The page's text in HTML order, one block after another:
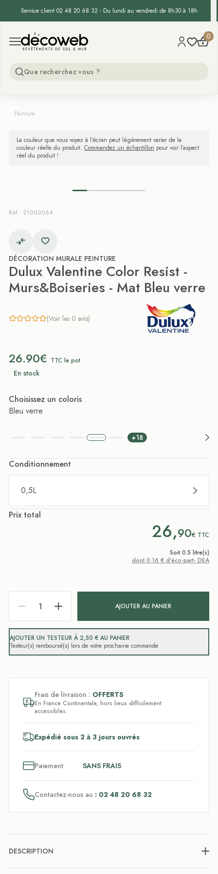
Service client 02 48 20 68 32 - Du lundi au vendredi de 8h30 à 18h
Open menu
Decoweb 0
...Peinture
La couleur que vous voyez à l’écran peut légèrement varier de la
couleur réelle du produit. Commandez un échantillon pour voir l’aspect
réel du produit !
Réf : 21000064
DÉCORATION MURALE PEINTURE
Dulux Valentine Color Resist -
Murs&Boiseries - Mat Bleu verre
(Voir les 0 avis)
26.90€ TTC le pot
En stock
Choisissez un coloris
Bleu verre
+18
Conditionnement
0,5L
Prix total
26,90€ TTC
Soit 0.5 litre(s)
dont 0.16 € d'éco-part- DEA
AJOUTER AU PANIER
AJOUTER UN TESTEUR À 2,50 € AU PANIER
Testeur(s) remboursé(s) lors de votre prochaine commande
Frais de livraison : OFFERTS
En France Continentale, hors lieux difficilement
accessibles.
Expédié sous 2 à 3 jours ouvrés
Paiement SANS FRAIS
Contactez-nous au : 02 48 20 68 32
DESCRIPTION